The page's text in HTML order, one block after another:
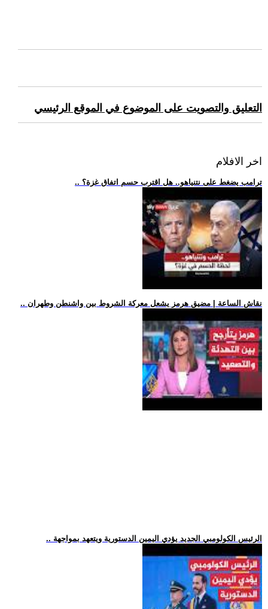
التعليق والتصويت على الموضوع في الموقع الرئيسي
اخر الافلام
.. ترامب يضغط على نتنياهو.. هل اقترب حسم اتفاق غزة؟
.. نقاش الساعة | مضيق هرمز يشعل معركة الشروط بين واشنطن وطهران
.. الرئيس الكولومبي الجديد يؤدي اليمين الدستورية ويتعهد بمواجهة